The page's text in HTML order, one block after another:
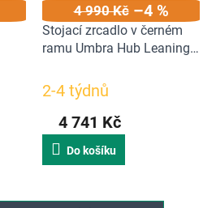
4 990 Kč –4 %
Stojací zrcadlo v černém
ramu Umbra Hub Leaning
2-4 týdnů
4 741 Kč
Do košíku